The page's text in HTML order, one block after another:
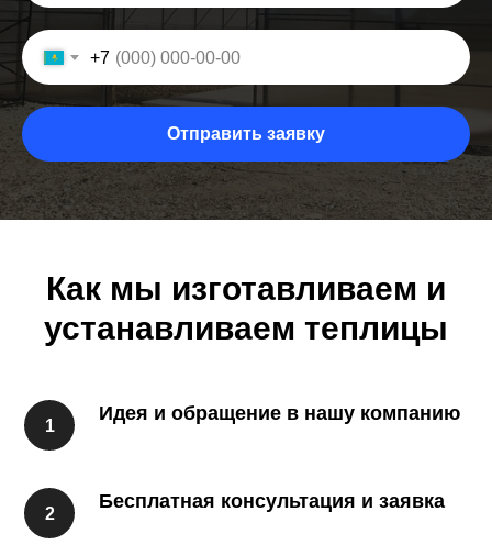
+7
Отправить заявку
Как мы изготавливаем и
устанавливаем теплицы
Идея и обращение в нашу компанию
Бесплатная консультация и заявка